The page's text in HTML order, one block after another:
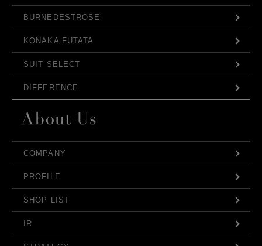
BURNEDESTROSE
KONAKA FUTATA
SUIT SELECT
DIFFERENCE
COMPANY
PROFILE
SHOP LIST
IR